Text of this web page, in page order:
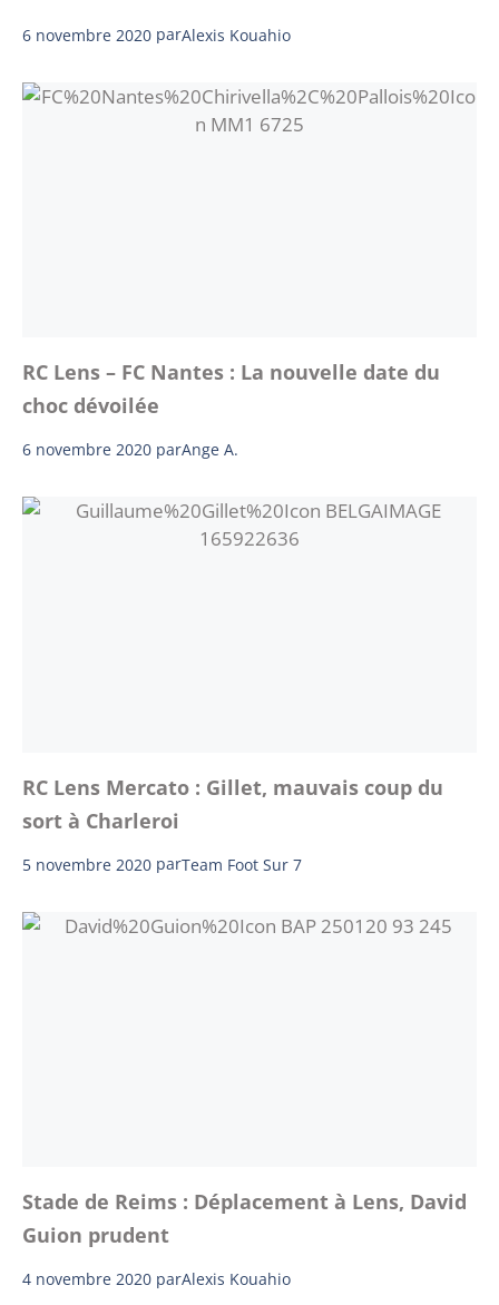
6 novembre 2020 parAlexis Kouahio
RC Lens – FC Nantes : La nouvelle date du
choc dévoilée
6 novembre 2020 parAnge A.
RC Lens Mercato : Gillet, mauvais coup du
sort à Charleroi
5 novembre 2020 parTeam Foot Sur 7
Stade de Reims : Déplacement à Lens, David
Guion prudent
4 novembre 2020 parAlexis Kouahio